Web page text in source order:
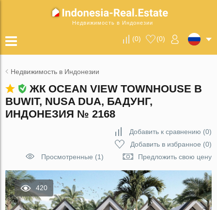
Недвижимость в Индонезии
(0) (0)
Недвижимость в Индонезии
ЖК OCEAN VIEW TOWNHOUSE В
BUWIT, NUSA DUA, БАДУНГ,
ИНДОНЕЗИЯ № 2168
Добавить к сравнению (0)
Добавить в избранное (0)
Просмотренные (1)
Предложить свою цену
420